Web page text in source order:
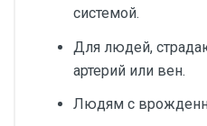
системой.
Для людей,
артерий или вен.
Людям с